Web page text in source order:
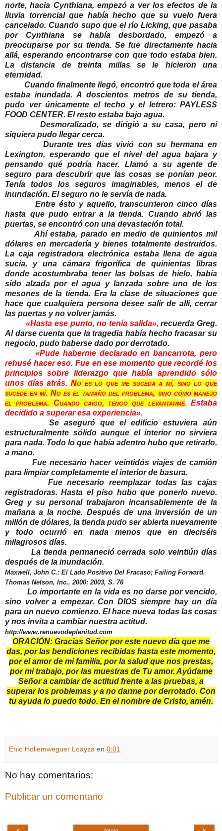
norte, hacia Cynthiana, empezó a ver los efectos de la
lluvia torrencial que había hecho que su vuelo fuera
cancelado. Cuando supo que el río Licking, que pasaba
por Cynthiana se había desbordado, empezó a
preocuparse por su tienda. Se fue directamente hacia
allá, esperando encontrarse con que todo estaba bien.
La distancia de treinta millas se le hicieron una
eternidad.
Cuando finalmente llegó, encontró que toda el área
estaba inundada. A doscientos metros de su tienda,
pudo ver únicamente el techo y el letrero: PAYLESS
FOOD CENTER. El resto estaba bajo agua.
Desmoralizado, se dirigió a su casa, pero ni
siquiera pudo llegar cerca.
Durante tres días vivió con su hermana en
Lexington, esperando que el nivel del agua bajara y
pensando qué podría hacer. Llamó a su agente de
seguro para descubrir que las cosas se ponían peor.
Tenía todos los seguros imaginables, menos el de
inundación. El seguro no le servía de nada.
Entre ésto y aquello, transcurrieron cinco días
hasta que pudo entrar a la tienda. Cuando abrió las
puertas, se encontró con una devastación total.
Ahí estaba, parado en medio de quinientos mil
dólares en mercadería y bienes totalmente destruidos.
La caja registradora electrónica estaba llena de agua
sucia, y una cámara frigorífica de quinientas libras
donde acostumbraba tener las bolsas de hielo, había
sido alzada por el agua y lanzada sobre uno de los
mesones de la tienda. Era la clase de situaciones que
hace que cualquiera persona desee salir de allí, cerrar
las puertas y no volver jamás.
«Hasta ese punto, no tenía salida»,recuerda Greg.
Al darse cuenta que la tragedia había hecho fracasar su
negocio, pudo haberse dado por derrotado.
«Pude haberme declarado en bancarrota, pero
rehusé hacer eso. Fue en ese momento que recordé los
principios sobre liderazgo que había aprendido sólo
unos días atrás.No es lo que me suceda a mí, sino lo que
sucede en mí. No es el tamaño del problema, sino cómo manejo
el problema. Cuando caigo, tengo que levantarme. Estaba
decidido a superar esa experiencia».
Se aseguró que el edificio estuviera aún
estructuralmente sólido aunque el interior no sirviera
para nada. Todo lo que había adentro hubo que retirarlo,
a mano.
Fue necesario hacer veintidós viajes de camión
para limpiar completamente el interior de basura.
Fue necesario reemplazar todas las cajas
registradoras. Hasta el piso hubo que ponerlo nuevo.
Greg y su personal trabajaron incansablemente de la
mañana a la noche. Después de una inversión de un
millón de dólares, la tienda pudo ser abierta nuevamente
y todo ocurrió en nada menos que en dieciséis
milagrosos días.
La tienda permaneció cerrada solo veintiún días
después de la inundación.
Maxwell, John C.: El Lado Positivo Del Fracaso; Failing Forward.
Thomas Nelson, Inc., 2000; 2003, S. 76
Lo importante en la vida es no darse por vencido,
sino volver a empezar. Con DIOS siempre hay un día
para un nuevo comienzo. El hace nueva todas las cosas
y nos invita a cambiar nuestra actitud.
http://www.renuevodeplenitud.com
ORACIÓN: Gracias Señor por este nuevo día que me
das, por las bendiciones recibidas hasta este momento,
por el amor de mi familia, por la salud que nos prestas,
por mi trabajo, por las muestras de Tu amor. Ayúdame
Señor a cambiar de actitud frente a las pruebas, a
superar los problemas y a no darme por derrotado. Con
tu ayuda lo puedo todo. En el nombre de Cristo, amén.
Enio Hollemweguer Loayza en 0:01
No hay comentarios:
Publicar un comentario